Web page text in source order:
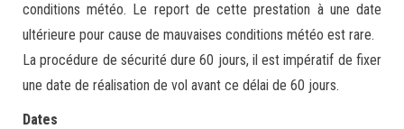
conditions météo. Le report de cette prestation à une date
ultérieure pour cause de mauvaises conditions météo est rare.
La procédure de sécurité dure 60 jours, il est impératif de fixer
une date de réalisation de vol avant ce délai de 60 jours.
Dates